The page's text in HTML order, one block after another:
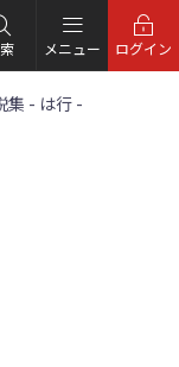
メニュー ログイン
集 - は行 -